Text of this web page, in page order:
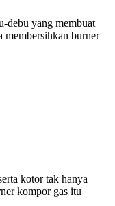
debu yang membuat
membersihkan burner
kotor tak hanya
kompor gas itu